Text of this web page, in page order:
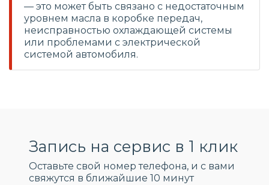
— это может быть связано с недостаточным
уровнем масла в коробке передач,
неисправностью охлаждающей системы
или проблемами с электрической
системой автомобиля.
Запись на сервис в 1 клик
Оставьте свой номер телефона, и c вами
свяжутся в ближайшие 10 минут